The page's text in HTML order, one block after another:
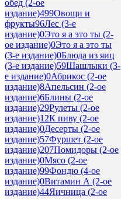
обед (2-ое
издание)499Овощи и
фрукты96Лес (3-е
издание)0Это я а это ты (2-
ое издание)0Это я а это ты
(3-е издание)0Блюда из яиц
(3-е издание)59Шашлыки (3-
е издание)0Абрикос (2-ое
издание)8Апельсин (2-ое
издание)6Блины (2-ое
издание)29Рулеты (2-ое
издание)12К пиву (2-ое
издание)0Десерты (2-ое
издание)57Фуршет (2-ое
издание)207Помидоры (2-ое
издание)0Мясо (2-ое
издание)99Фондю (4-ое
издание)0Витамин А (2-ое
издание)44Яичница (2-ое